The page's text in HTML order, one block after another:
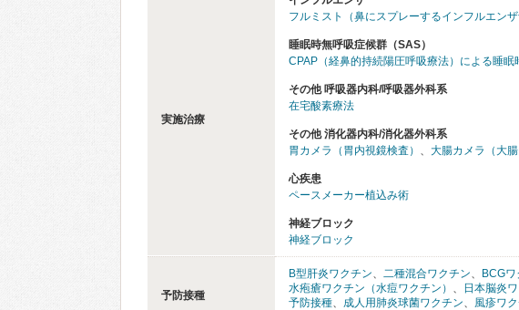
実施治療
フルミスト（鼻にスプレーするインフルエンザ
睡眠時無呼吸症候群（SAS）
CPAP（経鼻的持続陽圧呼吸療法）による睡
その他 呼吸器内科/呼吸器外科系
在宅酸素療法
その他 消化器内科/消化器外科系
胃カメラ（胃内視鏡検査） 、 大腸カメラ（大腸
心疾患
ペースメーカー植込み術
神経ブロック
神経ブロック
予防接種
B型肝炎ワクチン、 二種混合ワクチン、 BCG
水疱瘡ワクチン（水痘ワクチン） 、 日本脳炎
予防接種、 成人用肺炎球菌ワクチン、 風疹ワク